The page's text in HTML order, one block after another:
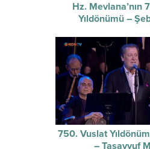
Hz. Mevlana’nın
Yıldönümü –
750. Vuslat
– Tasavvuf